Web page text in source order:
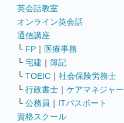
英会話教室
オンライン英会話
通信講座
└ FP ｜ 医療事務
└ 宅建 ｜ 簿記
└ TOEIC ｜ 社会保険労務士
└ 行政書士 ｜ ケアマネジャー
└ 公務員 ｜ ITパスポート
資格スクール